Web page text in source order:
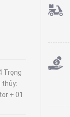
Trọng
thủy:
+ 01